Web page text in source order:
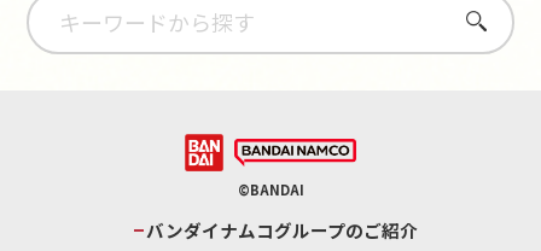
さがす
©BANDAI
バンダイナムコグループのご紹介